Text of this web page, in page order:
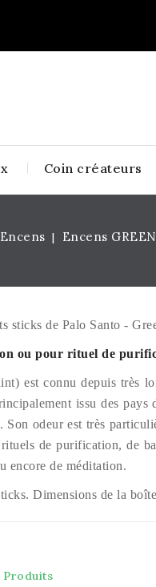
Coin créateurs
Encens Encens
sticks de Palo Santo -
ou pour rituel de
est connu depuis très
issu des pays
odeur est très
de purification, de
encore de méditation.
Dimensions de la
Produits